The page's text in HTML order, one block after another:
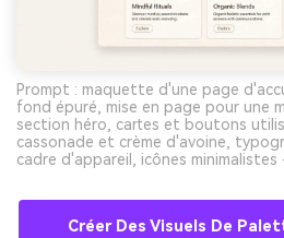
Prompt : maquette d'une page
fond épuré, mise en page pour une
section héro, cartes et boutons
cassonade et crème d'avoine,
cadre d'appareil, icônes minimalistes
Créer Des Visuels De